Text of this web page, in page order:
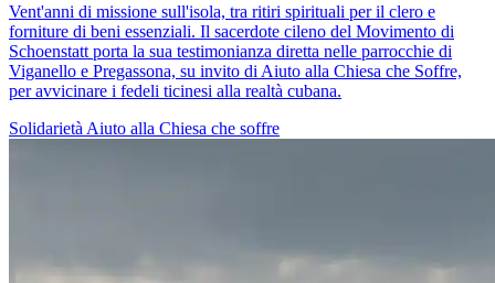
Vent'anni di missione sull'isola, tra ritiri spirituali per il clero e
forniture di beni essenziali. Il sacerdote cileno del Movimento di
Schoenstatt porta la sua testimonianza diretta nelle parrocchie di
Viganello e Pregassona, su invito di Aiuto alla Chiesa che Soffre,
per avvicinare i fedeli ticinesi alla realtà cubana.
Solidarietà Aiuto alla Chiesa che soffre